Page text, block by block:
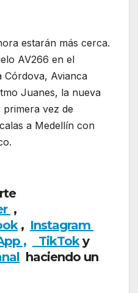
estarán más cerca.
AV266 en el
Avianca
Juanes, la nueva
vez de
a Medellín con
,
, Instagram
, TikToky
haciendo un